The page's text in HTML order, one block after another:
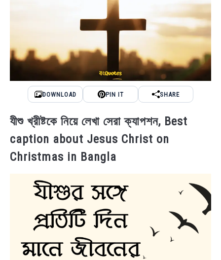
DOWNLOAD PIN IT SHARE
যীশু খ্রীষ্টকে নিয়ে লেখা সেরা ক্যাপশন, Best
caption about Jesus Christ on
Christmas in Bangla